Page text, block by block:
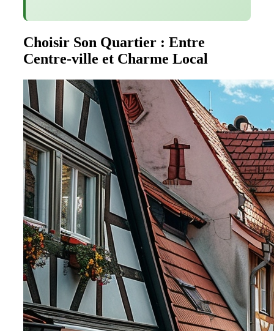
Choisir Son Quartier : Entre
Centre-ville et Charme Local